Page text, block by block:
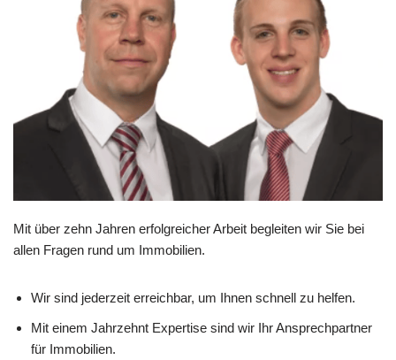
Mit über zehn Jahren erfolgreicher Arbeit begleiten wir Sie bei
allen Fragen rund um Immobilien.
Wir sind jederzeit erreichbar, um Ihnen schnell zu helfen.
Mit einem Jahrzehnt Expertise sind wir Ihr Ansprechpartner
für Immobilien.